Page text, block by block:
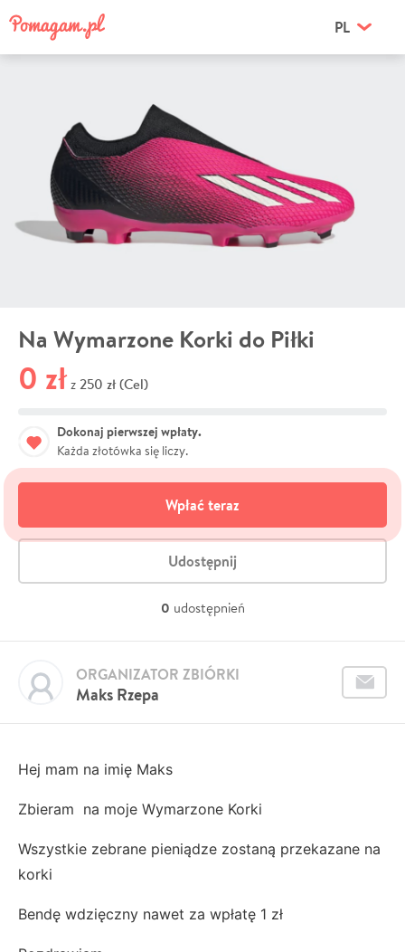
PL
Na Wymarzone Korki do Piłki
0 zł z 250 zł (Cel)
Dokonaj pierwszej wpłaty.
Każda złotówka się liczy.
Wpłać teraz
Udostępnij
0 udostępnień
Maks Rzepa
ORGANIZATOR ZBIÓRKI
Hej mam na imię Maks
Zbieram na moje Wymarzone Korki
Wszystkie zebrane pieniądze zostaną przekazane na
korki
Bendę wdzięczny nawet za wpłatę 1 zł